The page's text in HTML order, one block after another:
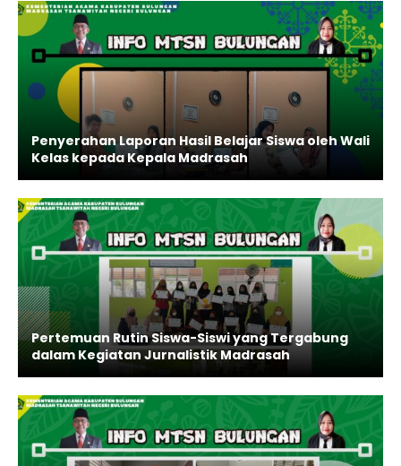
Penyerahan Laporan Hasil Belajar Siswa oleh Wali
Kelas kepada Kepala Madrasah
Pertemuan Rutin Siswa-Siswi yang Tergabung
dalam Kegiatan Jurnalistik Madrasah